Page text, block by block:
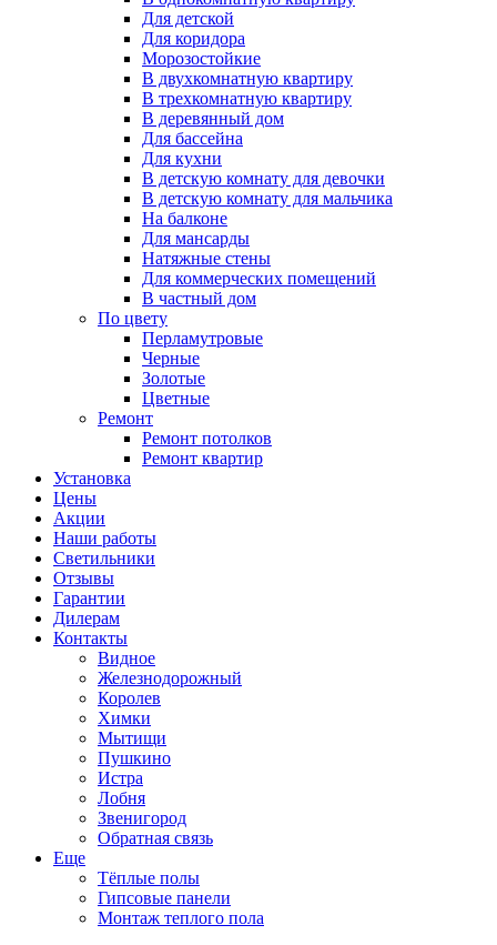
Для детской
Для коридора
Морозостойкие
В двухкомнатную квартиру
В трехкомнатную квартиру
В деревянный дом
Для бассейна
Для кухни
В детскую комнату для девочки
В детскую комнату для мальчика
На балконе
Для мансарды
Натяжные стены
Для коммерческих помещений
В частный дом
По цвету
Перламутровые
Черные
Золотые
Цветные
Ремонт
Ремонт потолков
Ремонт квартир
Установка
Цены
Акции
Наши работы
Светильники
Отзывы
Гарантии
Дилерам
Контакты
Видное
Железнодорожный
Королев
Химки
Мытищи
Пушкино
Истра
Лобня
Звенигород
Обратная связь
Еще
Тёплые полы
Гипсовые панели
Монтаж теплого пола